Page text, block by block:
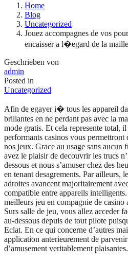
Home
Blog
Uncategorized
Jouez accompagnes de vos
encaisser a l�egard de la maille
Geschrieben von
admin
Posted in
Uncategorized
Afin de egayer i� tous les appareil
brillantes en ne perdant pas avec la
mode gratis. Et cela represente total,
performants casinos vous permettront
nos jeux. Grace au usage sans aucun
avez le plaisir de decouvrir les trucs
dessous et nous s’amuser chez des
en tenant desagrements. Par ailleurs,
adroites avancent majoritairement
compatible entre appareils
meilleurs jeu en compagnie de casino
Surs salle de jeu, vous allez acceder
au-dessous depuis de tout pilote
Eclat. En ce qui concerne d’autres
application anterieurement de
d’amusement veritablement plaisantes.